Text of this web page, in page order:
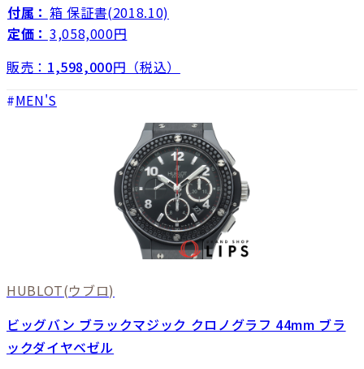
付属： 箱 保証書(2018.10)
定価： 3,058,000円
販売： 1,598,000円（税込）
MEN'S
HUBLOT(ウブロ)
ビッグバン ブラックマジック クロノグラフ 44mm ブラ
ックダイヤベゼル